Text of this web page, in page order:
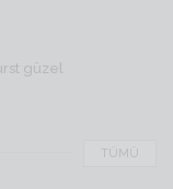
güzel
TÜMÜ